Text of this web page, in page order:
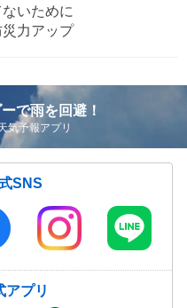
いために
力アップ
で雨を回避！
予報アプリ
SNS
プリ